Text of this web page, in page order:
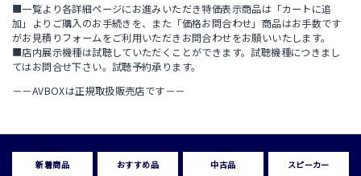
■一覧より各詳細ページにお進みいただき特価表示商品は「カートに追
加」よりご購入のお手続きを、また「価格お問合わせ」商品はお手数です
がお見積りフォームをご利用いただきお問合わせをお願いいたします。
■店内展示機種は試聴していただくことができます。試聴機種につきまし
てはお問合せ下さい。試聴予約承ります。
－－AVBOXは正規取扱販売店です－－
新着商品 おすすめ品 中古品 スピーカー